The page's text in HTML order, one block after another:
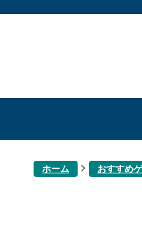
ホーム おすすめ